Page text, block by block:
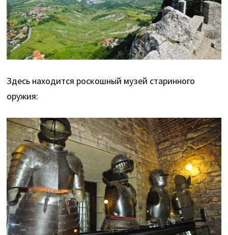
Здесь находится роскошный музей старинного
оружия: